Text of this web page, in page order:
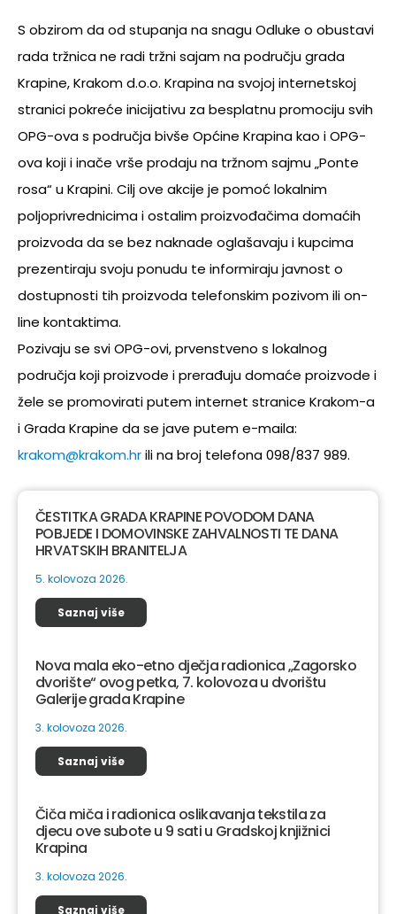
S obzirom da od stupanja na snagu Odluke o obustavi
rada tržnica ne radi tržni sajam na području grada
Krapine, Krakom d.o.o. Krapina na svojoj internetskoj
stranici pokreće inicijativu za besplatnu promociju svih
OPG-ova s područja bivše Općine Krapina kao i OPG-
ova koji i inače vrše prodaju na tržnom sajmu „Ponte
rosa“ u Krapini. Cilj ove akcije je pomoć lokalnim
poljoprivrednicima i ostalim proizvođačima domaćih
proizvoda da se bez naknade oglašavaju i kupcima
prezentiraju svoju ponudu te informiraju javnost o
dostupnosti tih proizvoda telefonskim pozivom ili on-
line kontaktima.
Pozivaju se svi OPG-ovi, prvenstveno s lokalnog
područja koji proizvode i prerađuju domaće proizvode i
žele se promovirati putem internet stranice Krakom-a
i Grada Krapine da se jave putem e-maila:
krakom@krakom.hrili na broj telefona 098/837 989.
ČESTITKA GRADA KRAPINE POVODOM DANA
POBJEDE I DOMOVINSKE ZAHVALNOSTI TE DANA
HRVATSKIH BRANITELJA
5. kolovoza 2026.
Saznaj više
Nova mala eko-etno dječja radionica „Zagorsko
dvorište“ ovog petka, 7. kolovoza u dvorištu
Galerije grada Krapine
3. kolovoza 2026.
Saznaj više
Čiča miča i radionica oslikavanja tekstila za
djecu ove subote u 9 sati u Gradskoj knjižnici
Krapina
3. kolovoza 2026.
Saznaj više